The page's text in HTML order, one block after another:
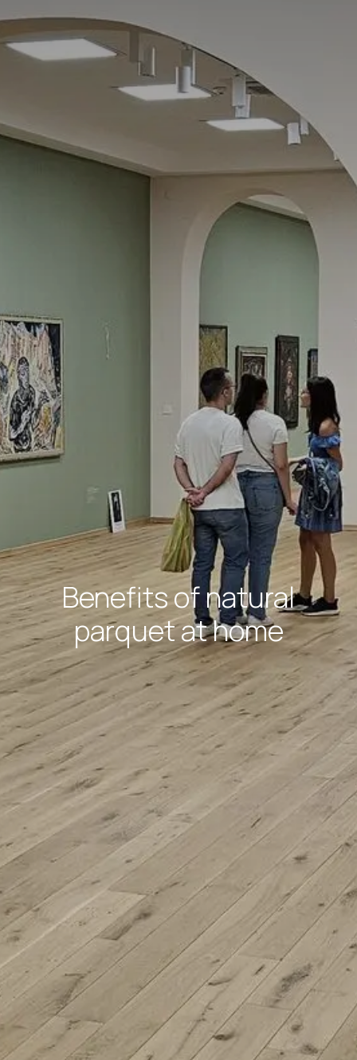
Benefits of natural
parquet at home